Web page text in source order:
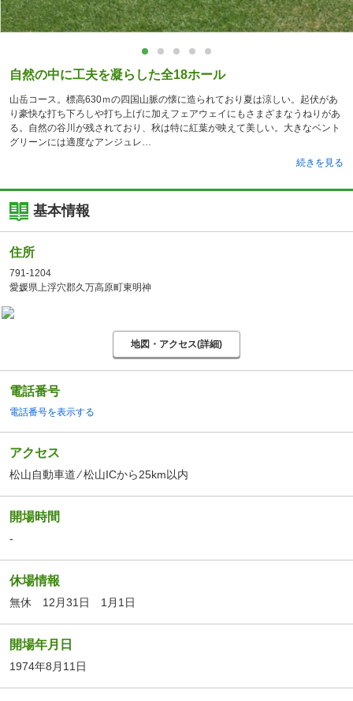
自然の中に工夫を凝らした全18ホール
山岳コース。標高630ｍの四国山脈の懐に造られており夏は涼しい。起伏があ
り豪快な打ち下ろしや打ち上げに加えフェアウェイにもさまざまなうねりがあ
る。自然の谷川が残されており、秋は特に紅葉が映えて美しい。大きなベント
グリーンには適度なアンジュレ
続きを見る
基本情報
住所
791-1204
愛媛県上浮穴郡久万高原町東明神
地図・アクセス(詳細)
電話番号
電話番号を表示する
アクセス
松山自動車道 ⁄ 松山ICから25km以内
開場時間
-
休場情報
無休 12月31日 1月1日
開場年月日
1974年8月11日